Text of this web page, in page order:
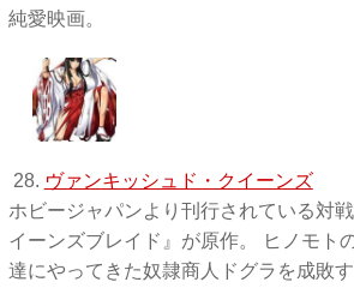
純愛映画。
28. ヴァンキッシュド・クイーンズ
ホビージャパンより刊行されている対
イーンズブレイド』が原作。 ヒノモト
達にやってきた奴隷商人ドグラを成敗